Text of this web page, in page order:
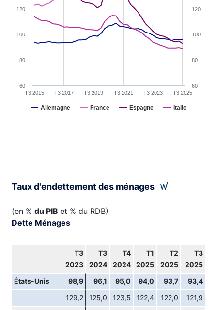
Allemagne France Espagne Italie
T3 2015 T3 2017 T3 2019 T3 2021 T3 2023 T3 2025
60
80
100
120
60
80
100
120
Taux d'endettement des ménages
(en % du PIB et % du RDB)
Dette Ménages
T3
2023
T3
2024
T4
2024
T1
2025
T2
2025
T3
2025
États-Unis 98,9 96,1 95,0 94,0 93,7 93,4
129,2 125,0 123,5 122,4 122,0 121,9